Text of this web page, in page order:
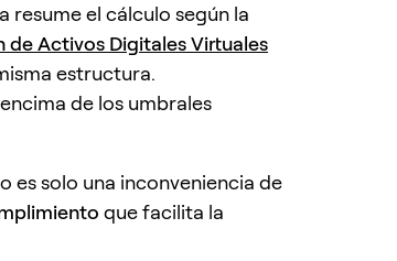
resume el cálculo según la
de Activos Digitales Virtuales
estructura.
de los umbrales
es solo una inconveniencia de
que facilita la